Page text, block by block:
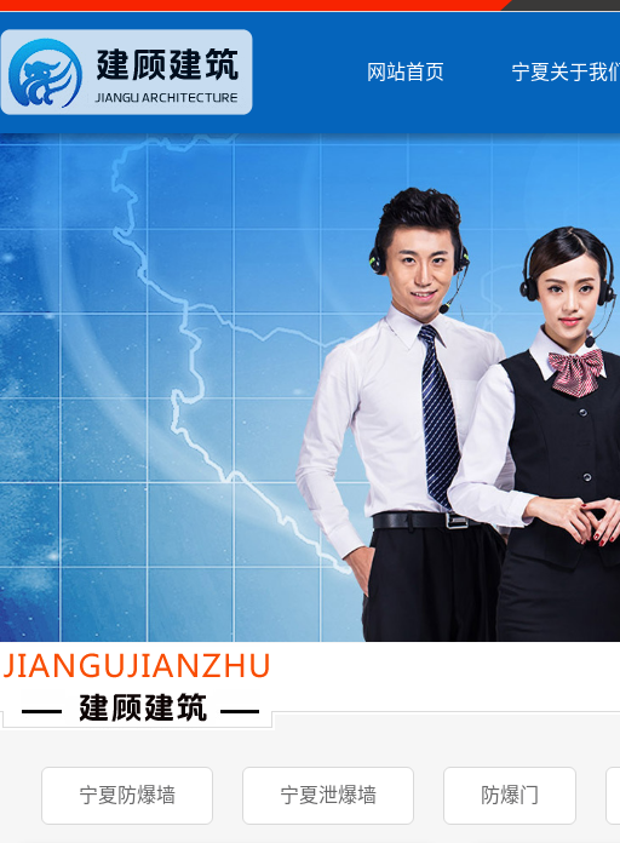
网站首页 宁夏关于我们
宁夏防爆墙 宁夏泄爆墙 防爆门